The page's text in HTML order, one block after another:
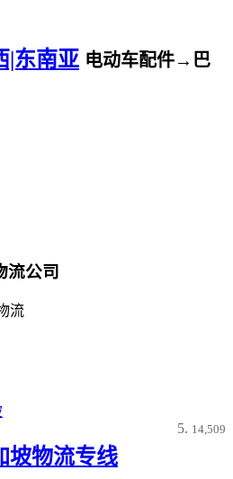
|东南亚 电动车配件→巴
流公司
流
14,509
坡物流专线